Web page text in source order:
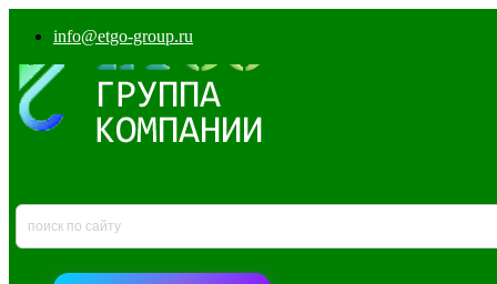
info@etgo-group.ru